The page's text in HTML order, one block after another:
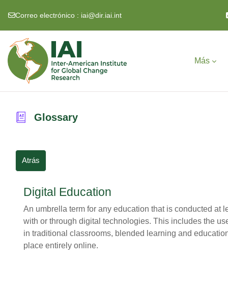
Correo electrónico : iai@dir.iai.int
Más
Glossary
Atrás
Digital Education
An umbrella term for any education that is conducted at
with or through digital technologies. This includes the
in traditional classrooms, blended learning and
place entirely online.